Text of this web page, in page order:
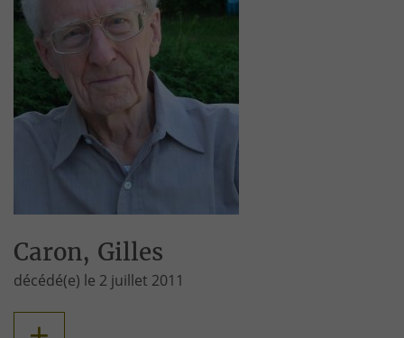
Caron, Gilles
décédé(e) le 2 juillet 2011